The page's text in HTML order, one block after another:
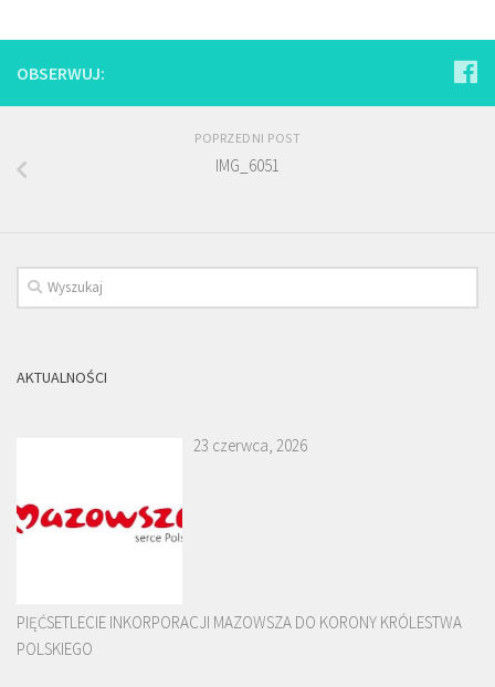
OBSERWUJ:
POPRZEDNI POST
IMG_6051
AKTUALNOŚCI
23 czerwca, 2026
PIĘĆSETLECIE INKORPORACJI MAZOWSZA DO KORONY KRÓLESTWA
POLSKIEGO